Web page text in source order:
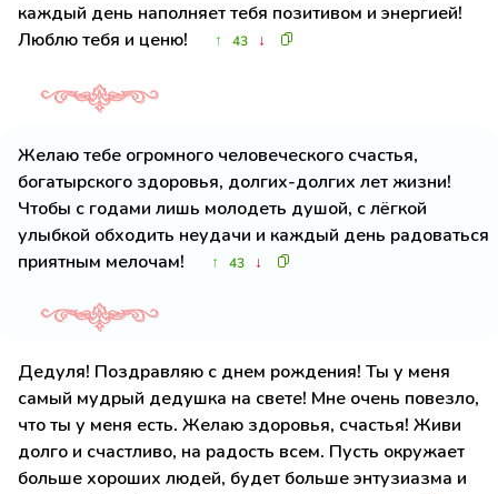
каждый день наполняет тебя позитивом и энергией!
Люблю тебя и ценю!
↑ 43 ↓
Желаю тебе огромного человеческого счастья,
богатырского здоровья, долгих-долгих лет жизни!
Чтобы с годами лишь молодеть душой, с лёгкой
улыбкой обходить неудачи и каждый день радоваться
приятным мелочам!
↑ 43 ↓
Дедуля! Поздравляю с днем рождения! Ты у меня
самый мудрый дедушка на свете! Мне очень повезло,
что ты у меня есть. Желаю здоровья, счастья! Живи
долго и счастливо, на радость всем. Пусть окружает
больше хороших людей, будет больше энтузиазма и